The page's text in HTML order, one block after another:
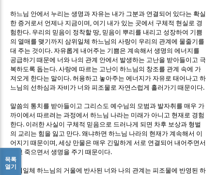
하느님 안에서 누리는 생명과 자유는 내가 그분과 연결되어 있다는 확실
한 증거로서 언제나 지금이며 , 여기 내가 있는 곳에서 구체적 현실로 경
험한다. 우리의 믿음이 정착할 땅, 믿음이 뿌리를 내리고 성장하여 기쁨
의 열매를 맺기까지 삼위일체 하느님의 사랑이 우리의 관계에 물줄기를
대 주는 것이다.자유롭게 내어주는 기쁨은 계속해서 생명의 에너지를
공급하기 때문에 너와 나의 관계 안에서 발생하는 고난을 받아들이고 극
복하도록 돕는다.사랑에 따르는 고난이 하느님의 창조를 관계 속에 가
져오게 한다는 말이다.허용하고 놓아주는 에너지가 자유로 태어나고 하
느님의 선하심과 자비가 너와 피조물로 자연스럽게 흘러가기 때문이다.
말씀의 통치를 받아들이고 그리스도 예수님의 모범과 발자취를 매우 가
까이에서 따르려는 과정에서 하느님 나라는 미래가 아니고 현재로 경험
한다. 이러한 사실이 구체적 믿음으로 드러나게 되면 차후 보상과 형벌
의 교리는 힘을 잃고 만다.왜냐하면 하느님 나라의 현재가 계속해서 이
어지기 때문이며 ,세상 만물은 매우 긴밀하게 서로 연결되어 내어주면서
죽고 죽으면서 생명을 주기 때문이다.
삼위일체 하느님의 거울에 반사된 너와 나의 관계는 피조물에 반영된 하
목록
열기